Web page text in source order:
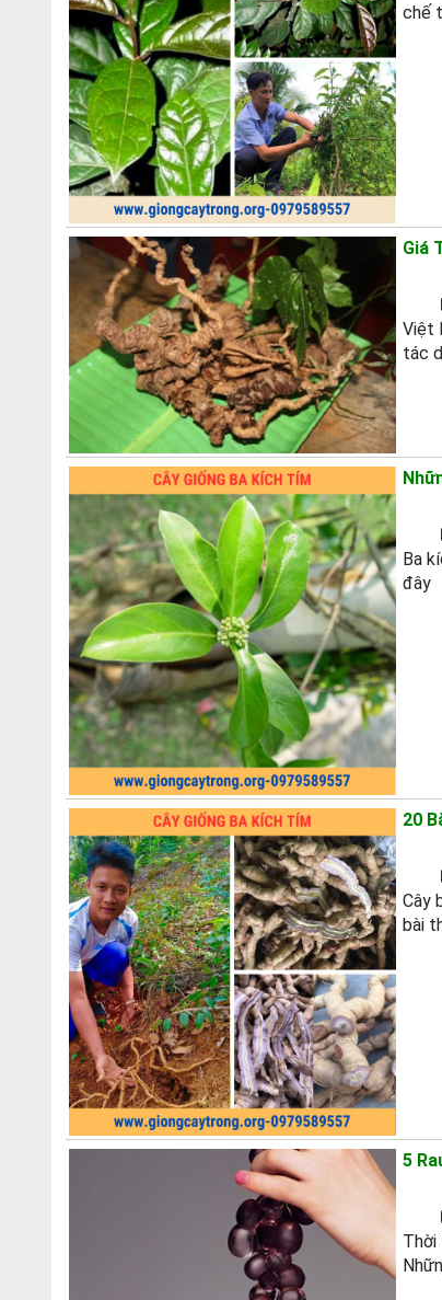
chế
Giá
Việt
tác
Ba
đây
20
Cây
bài
5
Thời